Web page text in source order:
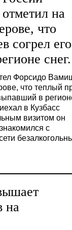
на
что
согрел
снег.
Форсидо
что теплый
в
в Кузбасс
визитом он
с
на